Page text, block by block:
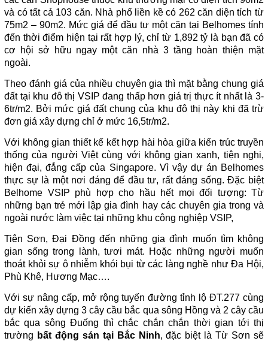
và có tất cả 103 căn. Nhà phố liền kề có 262 căn diện tích từ
75m2 – 90m2. Mức giá để đầu tư một căn tại Belhomes tính
đến thời điểm hiện tại rất hợp lý, chỉ từ 1,892 tỷ là bạn đã có
cơ hội sở hữu ngay một căn nhà 3 tầng hoàn thiện mặt
ngoài.
Theo đánh giá của nhiều chuyên gia thì mặt bằng chung giá
đất tại khu đô thị VSIP đang thấp hơn giá trị thực ít nhất là 3-
6tr/m2. Bởi mức giá đất chung của khu đô thị này khi đã trừ
đơn giá xây dựng chỉ ở mức 16,5tr/m2.
Với không gian thiết kế kết hợp hài hòa giữa kiến trúc truyền
thống của người Việt cùng với không gian xanh, tiện nghi,
hiện đại, đẳng cấp của Singapore. Vì vậy dự án Belhomes
thực sự là một nơi đáng để đầu tư, rất đáng sống. Đặc biệt
Belhome VSIP phù hợp cho hầu hết mọi đối tượng: Từ
những bạn trẻ mới lập gia đình hay các chuyên gia trong và
ngoài nước làm việc tại những khu công nghiệp VSIP,
Tiên Sơn, Đại Đồng đến những gia đình muốn tìm không
gian sống trong lành, tươi mát. Hoặc những người muốn
thoát khỏi sự ô nhiễm khói bụi từ các làng nghề như Đa Hội,
Phù Khê, Hương Mạc….
Với sự nâng cấp, mở rộng tuyến đường tỉnh lộ ĐT.277 cùng
dự kiến xây dựng 3 cây cầu bắc qua sông Hồng và 2 cây cầu
bắc qua sông Đuống thì chắc chắn chắn thời gian tới thị
trường bất động sản tại Bắc Ninh, đặc biệt là Từ Sơn sẽ